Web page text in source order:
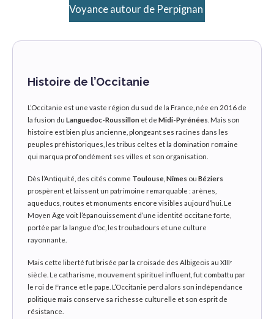
Voyance autour de Perpignan
Histoire de l’Occitanie
L’Occitanie est une vaste région du sud de la France, née en 2016 de
la fusion du Languedoc-Roussillon et de Midi-Pyrénées . Mais son
histoire est bien plus ancienne, plongeant ses racines dans les
peuples préhistoriques, les tribus celtes et la domination romaine
qui marqua profondément ses villes et son organisation.
Dès l’Antiquité, des cités comme Toulouse Nîmes ou Béziers
prospèrent et laissent un patrimoine remarquable : arènes,
aqueducs, routes et monuments encore visibles aujourd’hui. Le
Moyen Âge voit l’épanouissement d’une identité occitane forte,
portée par la langue d’oc, les troubadours et une culture
rayonnante.
Mais cette liberté fut brisée par la croisade des Albigeois au XIIIᵉ
siècle. Le catharisme, mouvement spirituel influent, fut combattu par
le roi de France et le pape. L’Occitanie perd alors son indépendance
politique mais conserve sa richesse culturelle et son esprit de
résistance.